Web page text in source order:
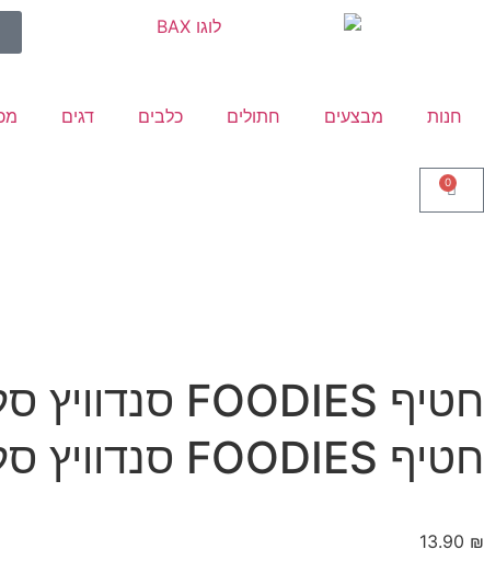
חנות מבצעים חתולים כלבים דגים
0
חטיף FOODIES סנדוויץ סלמון, 100 גרם
חטיף FOODIES סנדוויץ סלמון, 100 גרם
13.90 ₪